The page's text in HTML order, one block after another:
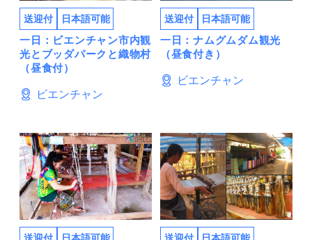
送迎付 日本語可能
一日：ビエンチャン市内観
光とブッダパークと織物村
（昼食付）
ビエンチャン
送迎付 日本語可能
一日：ナムグムダム観光
（昼食付き）
ビエンチャン
送迎付 日本語可能 送迎付 日本語可能